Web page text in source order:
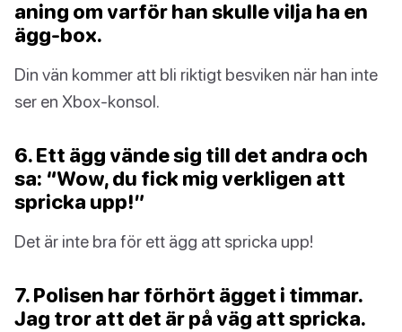
aning om varför han skulle vilja ha en
ägg-box.
Din vän kommer att bli riktigt besviken när han inte
ser en Xbox-konsol.
6. Ett ägg vände sig till det andra och
sa: “Wow, du fick mig verkligen att
spricka upp!”
Det är inte bra för ett ägg att spricka upp!
7. Polisen har förhört ägget i timmar.
Jag tror att det är på väg att spricka.